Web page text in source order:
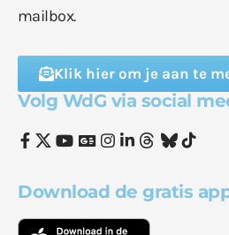
mailbox.
Klik hier om je aan te
Volg WdG via social
Download de gratis